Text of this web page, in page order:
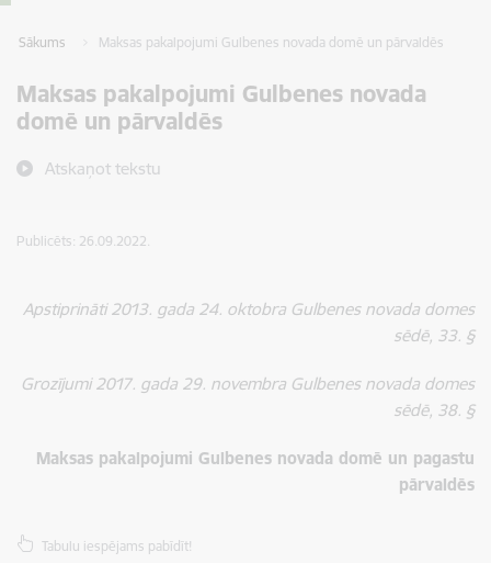
Sākums Maksas pakalpojumi Gulbenes novada domē un pārvaldēs
Maksas pakalpojumi Gulbenes novada
domē un pārvaldēs
Atskaņot tekstu
Publicēts: 26.09.2022.
Apstiprināti 2013. gada 24. oktobra Gulbenes novada domes
sēdē, 33. §
Grozījumi 2017. gada 29. novembra Gulbenes novada domes
sēdē, 38. §
Maksas pakalpojumi Gulbenes novada domē un pagastu
pārvaldēs
Tabulu iespējams pabīdīt!